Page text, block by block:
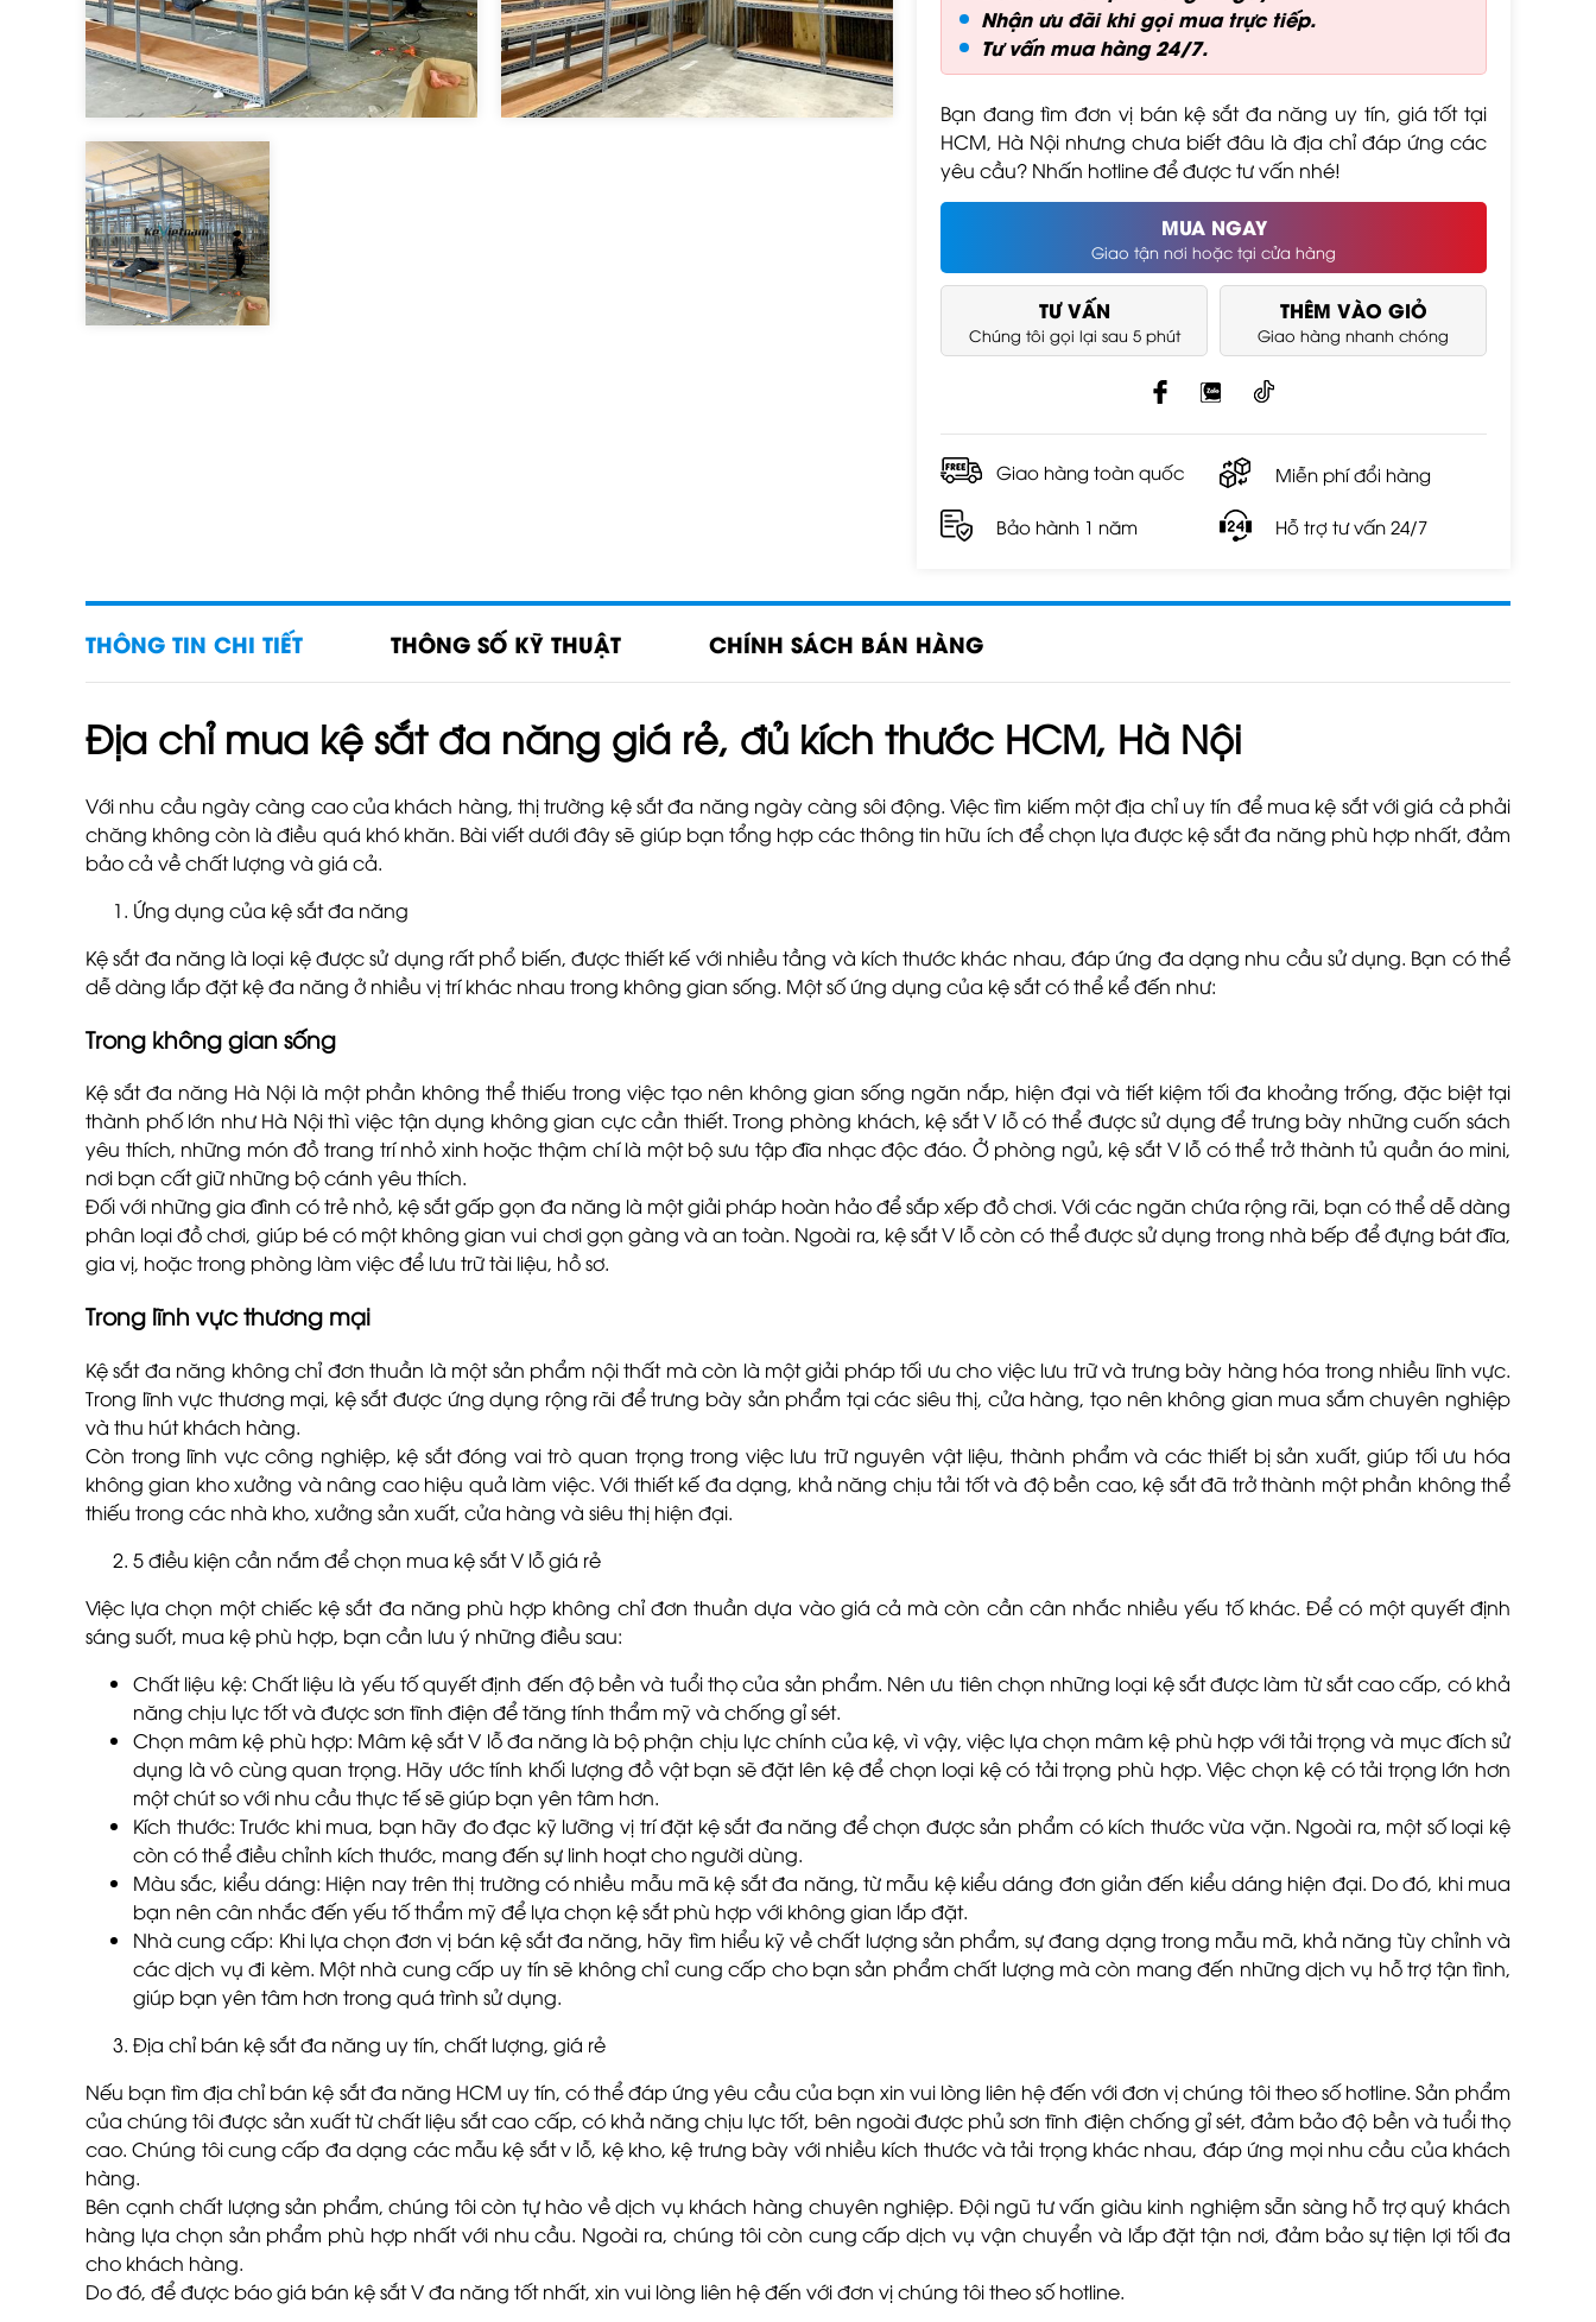
Kệ để tài liệu- Hồ sơ chứng từ
Giá kệ siêu thị
Phụ kiện - Móc treo đồ
Liên hệ
Liên hệ
Liên hệ
Nhận ưu đãi khi gọi mua trực tiếp.
Tư vấn mua hàng 24/7.
Bạn đang tìm đơn vị bán kệ sắt đa năng uy tín, giá tốt tại
HCM, Hà Nội nhưng chưa biết đâu là địa chỉ đáp ứng các
yêu cầu? Nhấn hotline để được tư vấn nhé!
MUA NGAY
Giao tận nơi hoặc tại cửa hàng
TƯ VẤN
Chúng tôi gọi lại sau 5 phút
THÊM VÀO GIỎ
Giao hàng nhanh chóng
Giao hàng toàn quốc Miễn phí đổi hàng
Bảo hành 1 năm Hỗ trợ tư vấn 24/7
THÔNG TIN CHI TIẾT THÔNG SỐ KỸ THUẬT CHÍNH SÁCH BÁN HÀNG
Địa chỉ mua kệ sắt đa năng giá rẻ, đủ kích thước HCM, Hà Nội
Với nhu cầu ngày càng cao của khách hàng, thị trường kệ sắt đa năng ngày càng sôi động. Việc tìm kiếm một địa chỉ uy tín để mua kệ sắt với giá cả phải
chăng không còn là điều quá khó khăn. Bài viết dưới đây sẽ giúp bạn tổng hợp các thông tin hữu ích để chọn lựa được kệ sắt đa năng phù hợp nhất, đảm
bảo cả về chất lượng và giá cả.
Ứng dụng của kệ sắt đa năng
Kệ sắt đa năng là loại kệ được sử dụng rất phổ biến, được thiết kế với nhiều tầng và kích thước khác nhau, đáp ứng đa dạng nhu cầu sử dụng. Bạn có thể
dễ dàng lắp đặt kệ đa năng ở nhiều vị trí khác nhau trong không gian sống. Một số ứng dụng của kệ sắt có thể kể đến như:
Trong không gian sống
Kệ sắt đa năng Hà Nội là một phần không thể thiếu trong việc tạo nên không gian sống ngăn nắp, hiện đại và tiết kiệm tối đa khoảng trống, đặc biệt tại
thành phố lớn như Hà Nội thì việc tận dụng không gian cực cần thiết. Trong phòng khách, kệ sắt V lỗ có thể được sử dụng để trưng bày những cuốn sách
yêu thích, những món đồ trang trí nhỏ xinh hoặc thậm chí là một bộ sưu tập đĩa nhạc độc đáo. Ở phòng ngủ, kệ sắt V lỗ có thể trở thành tủ quần áo mini,
nơi bạn cất giữ những bộ cánh yêu thích.
Đối với những gia đình có trẻ nhỏ, kệ sắt gấp gọn đa năng là một giải pháp hoàn hảo để sắp xếp đồ chơi. Với các ngăn chứa rộng rãi, bạn có thể dễ dàng
phân loại đồ chơi, giúp bé có một không gian vui chơi gọn gàng và an toàn. Ngoài ra, kệ sắt V lỗ còn có thể được sử dụng trong nhà bếp để đựng bát đĩa,
gia vị, hoặc trong phòng làm việc để lưu trữ tài liệu, hồ sơ.
Trong lĩnh vực thương mại
Kệ sắt đa năng không chỉ đơn thuần là một sản phẩm nội thất mà còn là một giải pháp tối ưu cho việc lưu trữ và trưng bày hàng hóa trong nhiều lĩnh vực.
Trong lĩnh vực thương mại, kệ sắt được ứng dụng rộng rãi để trưng bày sản phẩm tại các siêu thị, cửa hàng, tạo nên không gian mua sắm chuyên nghiệp
và thu hút khách hàng.
Còn trong lĩnh vực công nghiệp, kệ sắt đóng vai trò quan trọng trong việc lưu trữ nguyên vật liệu, thành phẩm và các thiết bị sản xuất, giúp tối ưu hóa
không gian kho xưởng và nâng cao hiệu quả làm việc. Với thiết kế đa dạng, khả năng chịu tải tốt và độ bền cao, kệ sắt đã trở thành một phần không thể
thiếu trong các nhà kho, xưởng sản xuất, cửa hàng và siêu thị hiện đại.
5 điều kiện cần nắm để chọn mua kệ sắt V lỗ giá rẻ
Việc lựa chọn một chiếc kệ sắt đa năng phù hợp không chỉ đơn thuần dựa vào giá cả mà còn cần cân nhắc nhiều yếu tố khác. Để có một quyết định
sáng suốt, mua kệ phù hợp, bạn cần lưu ý những điều sau:
Chất liệu kệ: Chất liệu là yếu tố quyết định đến độ bền và tuổi thọ của sản phẩm. Nên ưu tiên chọn những loại kệ sắt được làm từ sắt cao cấp, có khả
năng chịu lực tốt và được sơn tĩnh điện để tăng tính thẩm mỹ và chống gỉ sét.
Chọn mâm kệ phù hợp: Mâm kệ sắt V lỗ đa năng là bộ phận chịu lực chính của kệ, vì vậy, việc lựa chọn mâm kệ phù hợp với tải trọng và mục đích sử
dụng là vô cùng quan trọng. Hãy ước tính khối lượng đồ vật bạn sẽ đặt lên kệ để chọn loại kệ có tải trọng phù hợp. Việc chọn kệ có tải trọng lớn hơn
một chút so với nhu cầu thực tế sẽ giúp bạn yên tâm hơn.
Kích thước: Trước khi mua, bạn hãy đo đạc kỹ lưỡng vị trí đặt kệ sắt đa năng để chọn được sản phẩm có kích thước vừa vặn. Ngoài ra, một số loại kệ
còn có thể điều chỉnh kích thước, mang đến sự linh hoạt cho người dùng.
Màu sắc, kiểu dáng: Hiện nay trên thị trường có nhiều mẫu mã kệ sắt đa năng, từ mẫu kệ kiểu dáng đơn giản đến kiểu dáng hiện đại. Do đó, khi mua
bạn nên cân nhắc đến yếu tố thẩm mỹ để lựa chọn kệ sắt phù hợp với không gian lắp đặt.
Nhà cung cấp: Khi lựa chọn đơn vị bán kệ sắt đa năng, hãy tìm hiểu kỹ về chất lượng sản phẩm, sự đang dạng trong mẫu mã, khả năng tùy chỉnh và
các dịch vụ đi kèm. Một nhà cung cấp uy tín sẽ không chỉ cung cấp cho bạn sản phẩm chất lượng mà còn mang đến những dịch vụ hỗ trợ tận tình,
giúp bạn yên tâm hơn trong quá trình sử dụng.
Địa chỉ bán kệ sắt đa năng uy tín, chất lượng, giá rẻ
Nếu bạn tìm địa chỉ bán kệ sắt đa năng HCM uy tín, có thể đáp ứng yêu cầu của bạn xin vui lòng liên hệ đến với đơn vị chúng tôi theo số hotline. Sản phẩm
của chúng tôi được sản xuất từ chất liệu sắt cao cấp, có khả năng chịu lực tốt, bên ngoài được phủ sơn tĩnh điện chống gỉ sét, đảm bảo độ bền và tuổi thọ
cao. Chúng tôi cung cấp đa dạng các mẫu kệ sắt v lỗ, kệ kho, kệ trưng bày với nhiều kích thước và tải trọng khác nhau, đáp ứng mọi nhu cầu của khách
hàng.
Bên cạnh chất lượng sản phẩm, chúng tôi còn tự hào về dịch vụ khách hàng chuyên nghiệp. Đội ngũ tư vấn giàu kinh nghiệm sẵn sàng hỗ trợ quý khách
hàng lựa chọn sản phẩm phù hợp nhất với nhu cầu. Ngoài ra, chúng tôi còn cung cấp dịch vụ vận chuyển và lắp đặt tận nơi, đảm bảo sự tiện lợi tối đa
cho khách hàng.
Do đó, để được báo giá bán kệ sắt V đa năng tốt nhất, xin vui lòng liên hệ đến với đơn vị chúng tôi theo số hotline.
GỬI THÔNG TIN ĐỂ CHÚNG TÔI TƯ VẤN
CHO BẠN